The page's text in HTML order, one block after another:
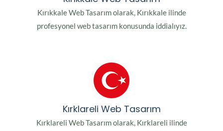
Kırıkkale Web Tasarım olarak, Kırıkkale ilinde
profesyonel web tasarım konusunda iddialıyız.
Kırklareli Web Tasarım
Kırklareli Web Tasarım olarak, Kırklareli ilinde